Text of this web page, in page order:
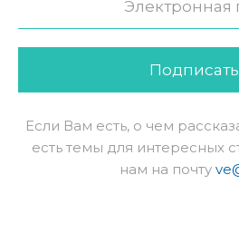
Если Вам есть, о чем
есть темы для интересных
нам на почту